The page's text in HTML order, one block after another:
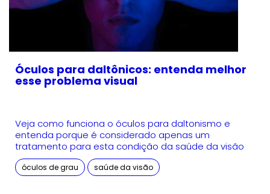
Óculos para daltônicos: entenda melhor
esse problema visual
Veja como funciona o óculos para daltonismo e
entenda porque é considerado apenas um
tratamento para esta condição da saúde da visão
óculos de grau saúde da visão